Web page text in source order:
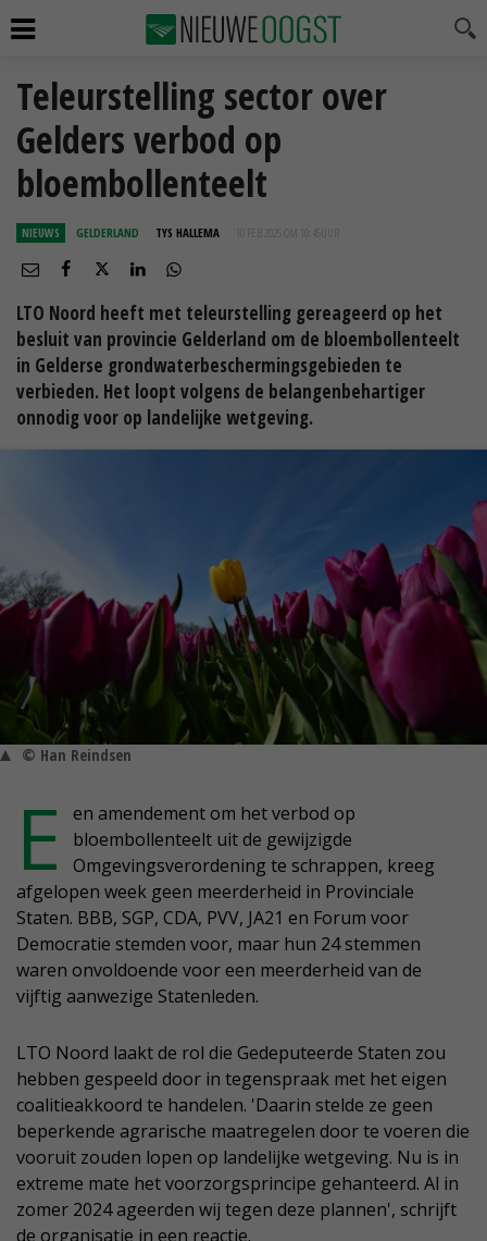
Teleurstelling sector over
Gelders verbod op
bloembollenteelt
NIEUWS GELDERLAND TYS HALLEMA 10 FEB 2025 OM 10:45
LTO Noord heeft met teleurstelling gereageerd op het
besluit van provincie Gelderland om de bloembollenteelt
in Gelderse grondwaterbeschermingsgebieden te
verbieden. Het loopt volgens de belangenbehartiger
onnodig voor op landelijke wetgeving.
© Han Reindsen
E
en amendement om het verbod op
bloembollenteelt uit de gewijzigde
Omgevingsverordening te schrappen, kreeg
afgelopen week geen meerderheid in Provinciale
Staten. BBB, SGP, CDA, PVV, JA21 en Forum voor
Democratie stemden voor, maar hun 24 stemmen
waren onvoldoende voor een meerderheid van de
vijftig aanwezige Statenleden.
LTO Noord laakt de rol die Gedeputeerde Staten zou
hebben gespeeld door in tegenspraak met het eigen
coalitieakkoord te handelen. 'Daarin stelde ze geen
beperkende agrarische maatregelen door te voeren die
vooruit zouden lopen op landelijke wetgeving. Nu is in
extreme mate het voorzorgsprincipe gehanteerd. Al in
zomer 2024 ageerden wij tegen deze plannen', schrijft
de organisatie in een reactie.